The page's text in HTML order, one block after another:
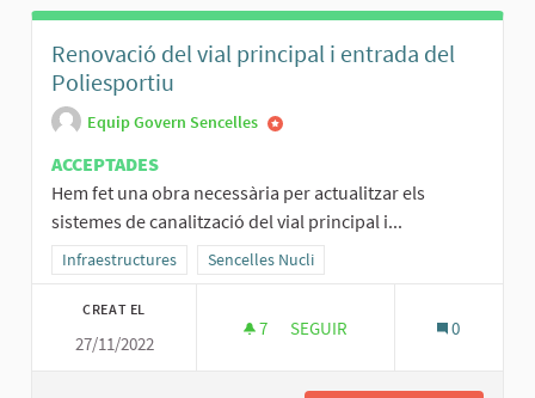
Renovació del vial principal i entrada del
Poliesportiu
Equip Govern Sencelles
ACCEPTADES
Hem fet una obra necessària per actualitzar els
sistemes de canalització del vial principal i...
Resultats al filtrar per la categoria: Infraestructures
Infraestructures Resultats al filtrar per l'àmbit: Sencelles Nucli
Sencelles Nucli
CREAT EL
27/11/2022
7 7 SEGUIDORES
SEGUIR 0